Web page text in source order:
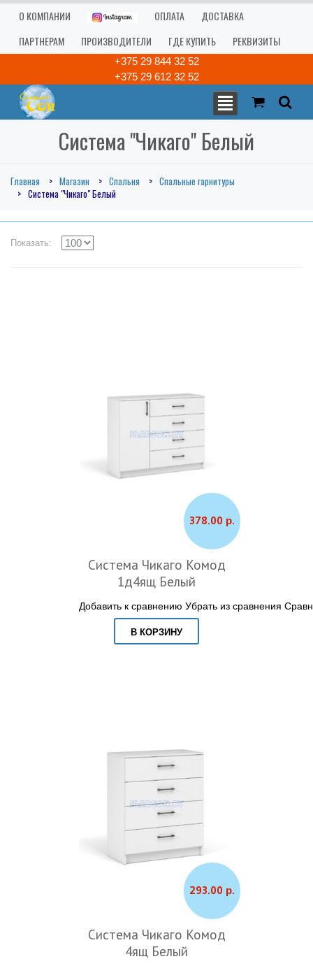
О КОМПАНИИ ОПЛАТА
ДОСТАВКА
ПАРТНЕРАМ
ПРОИЗВОДИТЕЛИ ГДЕ КУПИТЬ РЕКВИЗИТЫ
+375 29 844 32 52
+375 29 612 32 52
Система "Чикаго" Белый
Главная Магазин Спальня
Спальные гарнитуры
Система "Чикаго" Белый
Показать:
378.00 р.
Система Чикаго Комод
1д4ящ Белый
Добавить к сравнению Убрать из сравнения
В КОРЗИНУ
293.00 р.
Система Чикаго Комод
4ящ Белый